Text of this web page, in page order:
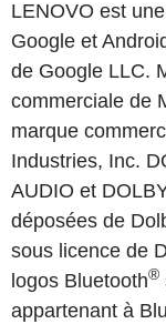
LENOVO est
Google et
de Google LLC.
commerciale de
marque
Industries, Inc.
AUDIO et
déposées de
sous licence de
logos Bluetooth®
appartenant à